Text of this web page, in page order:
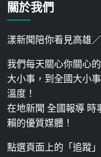
關於我們
漾新聞陪你看見高雄
我們每天關心你關心
大小事，到全國大小
溫度！
在地新聞 全國報導 時
賴的優質媒體！
點選頁面上的「追蹤